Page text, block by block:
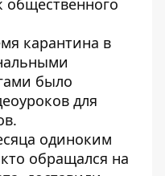
общественного
карантина в
было
для
одиноким
обращался на